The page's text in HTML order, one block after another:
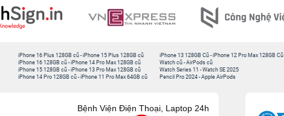
iPhone 16 Plus 128GB cũ -iPhone 15 Plus 128GB cũ
iPhone 16 128GB cũ -iPhone 14 Pro Max 128GB cũ
iPhone 15 128GB cũ -iPhone 13 Pro Max 128GB cũ
iPhone 14 Pro 128GB cũ -iPhone 11 Pro Max 64GB cũ
iPhone 13 128GB Cũ -iPhone 12 Pro Max 128GB Cũ
Watch cũ -AirPods cũ
Watch Series 11 -Watch SE 2025
Pencil Pro 2024 -Apple AirPods
Bệnh Viện Điện Thoại, Laptop 24h